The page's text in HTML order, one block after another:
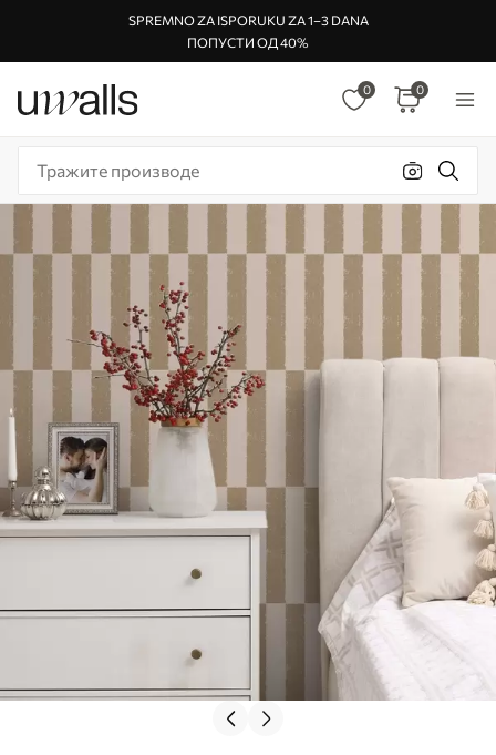
SPREMNO ZA ISPORUKU ZA 1–3 DANA
ПОПУСТИ ОД 40%
0 0